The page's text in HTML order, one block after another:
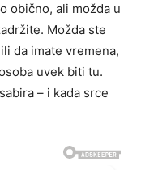
obično, ali možda u
Možda ste
da imate vremena,
uvek biti tu.
– i kada srce